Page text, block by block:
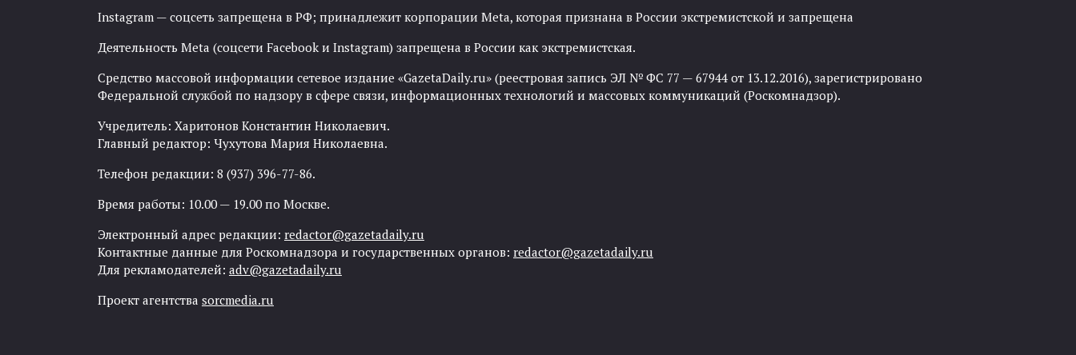
Instagram — соцсеть запрещена в РФ; принадлежит корпорации Meta, которая признана в России экстремистской и запрещена
Деятельность Meta (соцсети Facebook и Instagram) запрещена в России как экстремистская.
Средство массовой информации сетевое издание «GazetaDaily.ru» (реестровая запись ЭЛ № ФС 77 — 67944 от 13.12.2016), зарегистрировано
Федеральной службой по надзору в сфере связи, информационных технологий и массовых коммуникаций (Роскомнадзор).
Учредитель: Харитонов Константин Николаевич.
Главный редактор: Чухутова Мария Николаевна.
Телефон редакции: 8 (937) 396-77-86.
Время работы: 10.00 — 19.00 по Москве.
Электронный адрес редакции: redactor@gazetadaily.ru
Контактные данные для Роскомнадзора и государственных органов: redactor@gazetadaily.ru
Для рекламодателей: adv@gazetadaily.ru
Проект агентства sorcmedia.ru